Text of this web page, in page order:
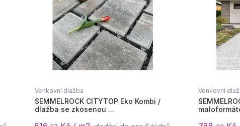
Venkovní dlažba
SEMMELROCK CITYTOP Eko Kombi /
dlažba se zkosenou ...
Venkovní